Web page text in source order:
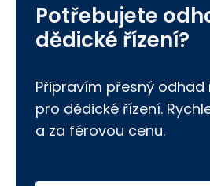
Potřebujete
dědické řízení?
Připravím přesný
pro dědické řízení.
a za férovou cenu.